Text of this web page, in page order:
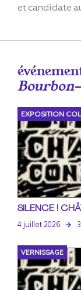
et candidate
EXPOSITION
SILENCE !
4 juillet 2026
VERNISSAGE